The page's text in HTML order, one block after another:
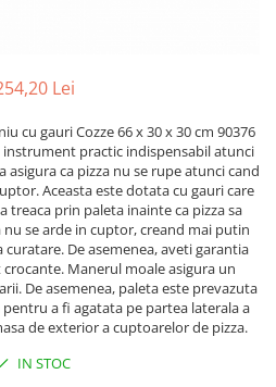
ȘI
Lei
cu gauri Cozze 66 x 30 x 30 cm 90376
practic indispensabil atunci
asigura ca pizza nu se rupe atunci cand
Aceasta este dotata cu gauri care
treaca prin paleta inainte ca pizza sa
se arde in cuptor, creand mai putin
De asemenea, aveti garantia
Manerul moale asigura un
De asemenea, paleta este prevazuta
a fi agatata pe partea laterala a
de exterior a cuptoarelor de pizza.
IN STOC